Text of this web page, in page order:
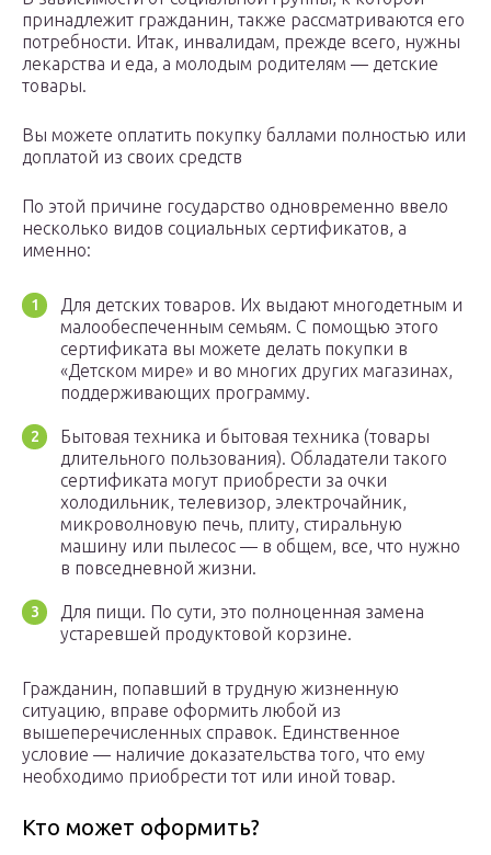
принадлежит гражданин, также рассматриваются его
потребности. Итак, инвалидам, прежде всего, нужны
лекарства и еда, а молодым родителям — детские
товары.
Вы можете оплатить покупку баллами полностью или
доплатой из своих средств
По этой причине государство одновременно ввело
несколько видов социальных сертификатов, а
именно:
Для детских товаров. Их выдают многодетным и
малообеспеченным семьям. С помощью этого
сертификата вы можете делать покупки в
«Детском мире» и во многих других магазинах,
поддерживающих программу.
Бытовая техника и бытовая техника (товары
длительного пользования). Обладатели такого
сертификата могут приобрести за очки
холодильник, телевизор, электрочайник,
микроволновую печь, плиту, стиральную
машину или пылесос — в общем, все, что нужно
в повседневной жизни.
Для пищи. По сути, это полноценная замена
устаревшей продуктовой корзине.
Гражданин, попавший в трудную жизненную
ситуацию, вправе оформить любой из
вышеперечисленных справок. Единственное
условие — наличие доказательства того, что ему
необходимо приобрести тот или иной товар.
Кто может оформить?